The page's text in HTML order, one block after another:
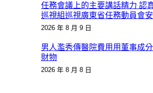
任務會議上的主要講話精力 認
巡視組巡視廣東省任務動員會
2026 年 8 月 9 日
男人濫秀傳醫院費用用董事成
財物
2026 年 8 月 8 日